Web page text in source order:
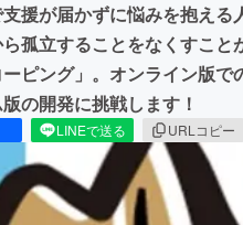
援が届かずに悩みを抱え
孤立することをなくすこ
ピング」。オンライン版
の開発に挑戦します！
LINEで送る URLコピー